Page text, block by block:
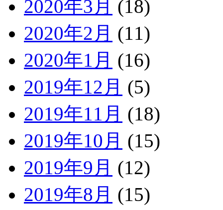
2020年3月 (18)
2020年2月 (11)
2020年1月 (16)
2019年12月 (5)
2019年11月 (18)
2019年10月 (15)
2019年9月 (12)
2019年8月 (15)